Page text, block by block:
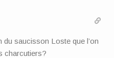
saucisson Loste que l’on
charcutiers?